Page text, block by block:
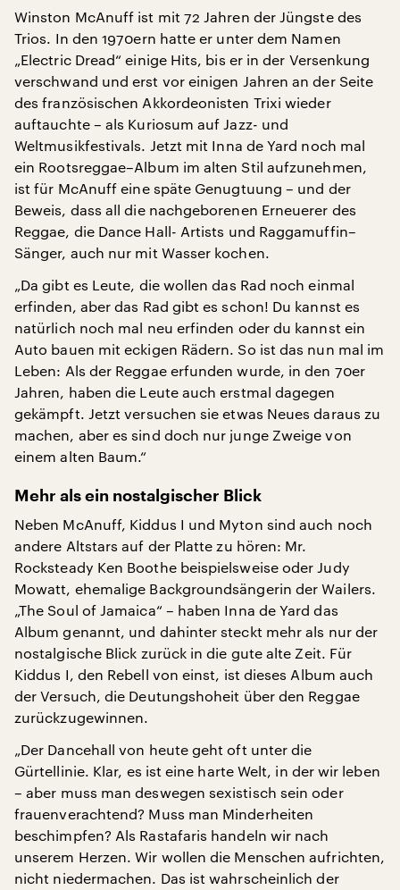
Winston McAnuff ist mit 72 Jahren der Jüngste des
Trios. In den 1970ern hatte er unter dem Namen
„Electric Dread“ einige Hits, bis er in der Versenkung
verschwand und erst vor einigen Jahren an der Seite
des französischen Akkordeonisten Trixi wieder
auftauchte – als Kuriosum auf Jazz- und
Weltmusikfestivals. Jetzt mit Inna de Yard noch mal
ein Rootsreggae–Album im alten Stil aufzunehmen,
ist für McAnuff eine späte Genugtuung – und der
Beweis, dass all die nachgeborenen Erneuerer des
Reggae, die Dance Hall- Artists und Raggamuffin–
Sänger, auch nur mit Wasser kochen.
„Da gibt es Leute, die wollen das Rad noch einmal
erfinden, aber das Rad gibt es schon! Du kannst es
natürlich noch mal neu erfinden oder du kannst ein
Auto bauen mit eckigen Rädern. So ist das nun mal im
Leben: Als der Reggae erfunden wurde, in den 70er
Jahren, haben die Leute auch erstmal dagegen
gekämpft. Jetzt versuchen sie etwas Neues daraus zu
machen, aber es sind doch nur junge Zweige von
einem alten Baum.“
Mehr als ein nostalgischer Blick
Neben McAnuff, Kiddus I und Myton sind auch noch
andere Altstars auf der Platte zu hören: Mr.
Rocksteady Ken Boothe beispielsweise oder Judy
Mowatt, ehemalige Backgroundsängerin der Wailers.
„The Soul of Jamaica“ – haben Inna de Yard das
Album genannt, und dahinter steckt mehr als nur der
nostalgische Blick zurück in die gute alte Zeit. Für
Kiddus I, den Rebell von einst, ist dieses Album auch
der Versuch, die Deutungshoheit über den Reggae
zurückzugewinnen.
„Der Dancehall von heute geht oft unter die
Gürtellinie. Klar, es ist eine harte Welt, in der wir leben
– aber muss man deswegen sexistisch sein oder
frauenverachtend? Muss man Minderheiten
beschimpfen? Als Rastafaris handeln wir nach
unserem Herzen. Wir wollen die Menschen aufrichten,
nicht niedermachen. Das ist wahrscheinlich der